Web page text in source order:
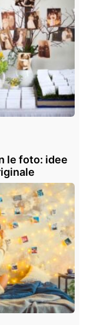
le foto: idee